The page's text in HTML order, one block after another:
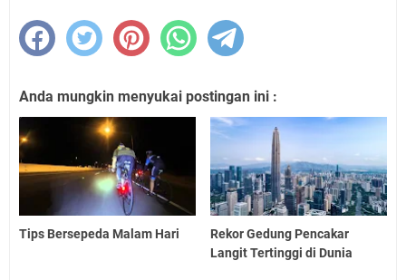
Anda mungkin menyukai postingan ini :
Tips Bersepeda Malam Hari
Rekor Gedung Pencakar
Langit Tertinggi di Dunia